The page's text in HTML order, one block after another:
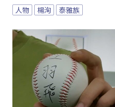
人物 楊洵 泰雅族